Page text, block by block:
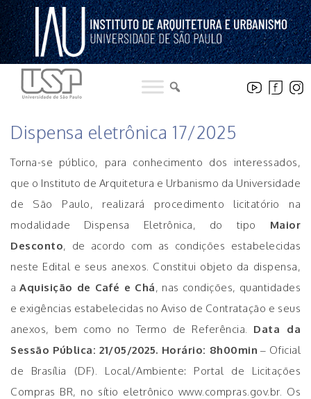
Pular
para
o
conteúdo
Dispensa eletrônica 17/2025
Torna-se público, para conhecimento dos interessados,
que o Instituto de Arquitetura e Urbanismo da Universidade
de São Paulo, realizará procedimento licitatório na
modalidade Dispensa Eletrônica, do tipo Maior
Desconto, de acordo com as condições estabelecidas
neste Edital e seus anexos. Constitui objeto da dispensa,
aAquisição de Café e Chá, nas condições, quantidades
e exigências estabelecidas no Aviso de Contratação e seus
anexos, bem como no Termo de Referência. Data da
Sessão Pública: 21/05/2025. Horário: 8h00min – Oficial
de Brasília (DF). Local/Ambiente: Portal de Licitações
Compras BR, no sítio eletrônico www.compras.gov.br. Os